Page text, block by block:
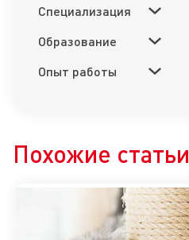
Специализация
Образование
Опыт работы
Похожие статьи